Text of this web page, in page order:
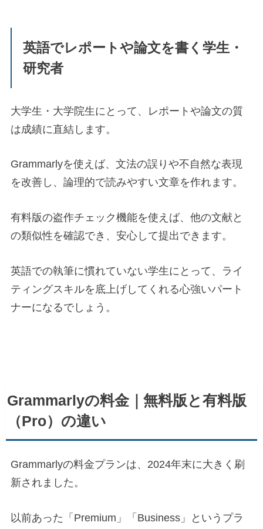
英語でレポートや論文を書く学生・
研究者
大学生・大学院生にとって、レポートや論文の質
は成績に直結します。
Grammarlyを使えば、文法の誤りや不自然な表現
を改善し、論理的で読みやすい文章を作れます。
有料版の盗作チェック機能を使えば、他の文献と
の類似性を確認でき、安心して提出できます。
英語での執筆に慣れていない学生にとって、ライ
ティングスキルを底上げしてくれる心強いパート
ナーになるでしょう。
Grammarlyの料金｜無料版と有料版
（Pro）の違い
Grammarlyの料金プランは、2024年末に大きく刷
新されました。
以前あった「Premium」「Business」というプラ